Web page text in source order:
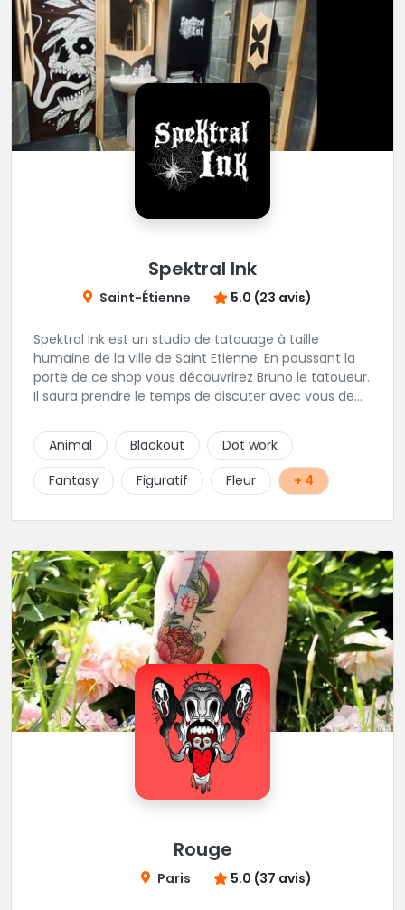
Spektral Ink
Saint-Étienne 5.0 (23 avis)
Spektral Ink est un studio de tatouage à taille
humaine de la ville de Saint Etienne. En poussant la
porte de ce shop vous découvrirez Bruno le tatoueur.
Il saura prendre le temps de discuter avec vous de
un message ou à l'appeler.
Animal Blackout
Dot work
Fantasy
Figuratif Fleur + 4
Rouge
Paris 5.0 (37 avis)